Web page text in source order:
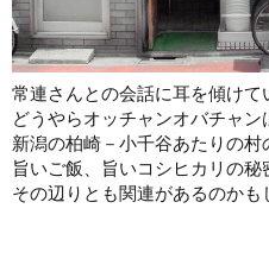
常連さんとの会話に耳を傾けて
どうやらオッチャンオバチャン
新潟の柏崎－小千谷あたりの村
旨いご飯、旨いコシヒカリの秘
その辺りとも関連があるのかも